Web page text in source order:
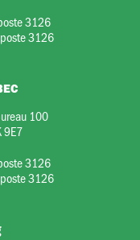
3126
3126
100
9E7
3126
3126